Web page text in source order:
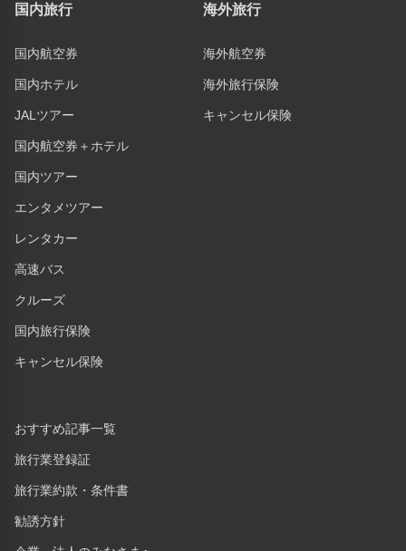
国内旅行
国内航空券
国内ホテル
JALツアー
国内航空券＋ホテル
国内ツアー
エンタメツアー
レンタカー
高速バス
クルーズ
国内旅行保険
キャンセル保険
海外旅行
海外航空券
海外旅行保険
キャンセル保険
おすすめ記事一覧
旅行業登録証
旅行業約款・条件書
勧誘方針